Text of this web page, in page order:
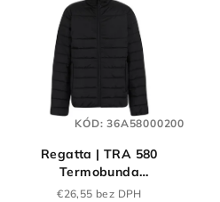
Regatta | TRA 580
Termobunda
"Essential"_36.A580
€26,55 bez DPH
KÓD:36A58000200